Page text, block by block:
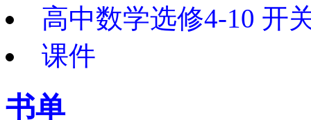
高中数学选修4-10 开
课件
书单